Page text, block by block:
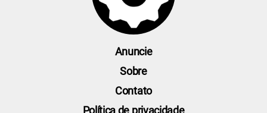
Anuncie
Sobre
Contato
Política de privacidade